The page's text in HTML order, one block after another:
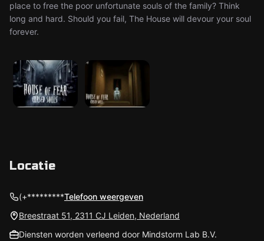
place to free the poor unfortunate souls of the family? Think
long and hard. Should you fail, The House will devour your soul
forever.
Locatie
(+*********Telefoon weergeven
Breestraat 51, 2311 CJ Leiden, Nederland
Diensten worden verleend door Mindstorm Lab B.V.